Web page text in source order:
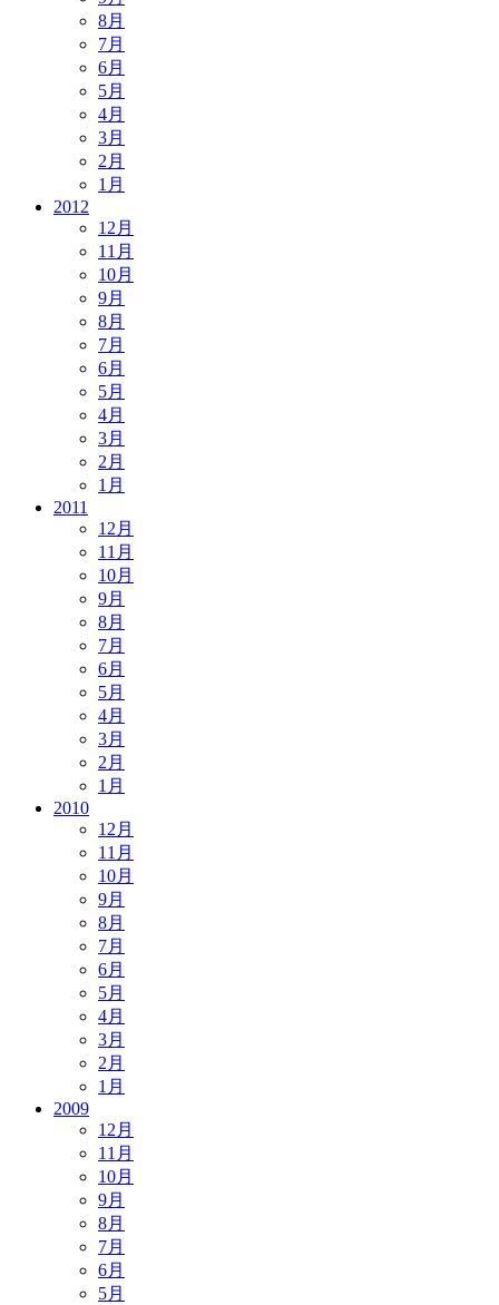
8月
7月
6月
5月
4月
3月
2月
1月
2012
12月
11月
10月
9月
8月
7月
6月
5月
4月
3月
2月
1月
2011
12月
11月
10月
9月
8月
7月
6月
5月
4月
3月
2月
1月
2010
12月
11月
10月
9月
8月
7月
6月
5月
4月
3月
2月
1月
2009
12月
11月
10月
9月
8月
7月
6月
5月